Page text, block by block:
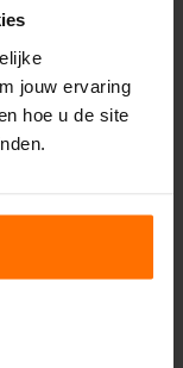
jouw ervaring
hoe u de site